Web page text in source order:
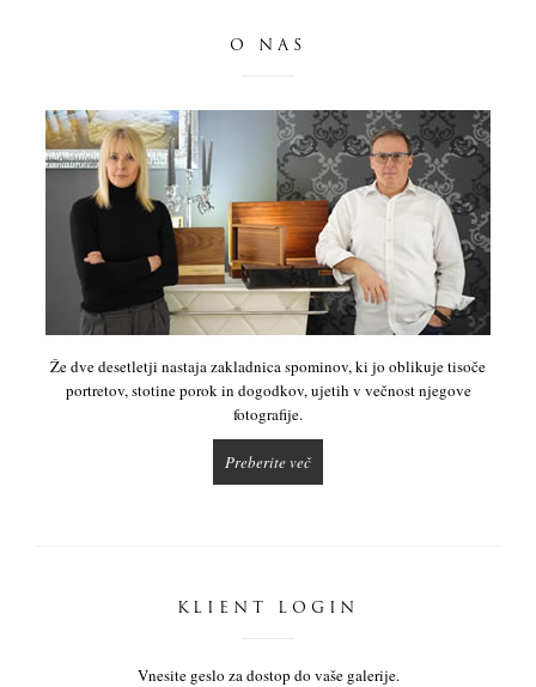
O NAS
Že dve desetletji nastaja zakladnica spominov, ki jo oblikuje tisoče
portretov, stotine porok in dogodkov, ujetih v večnost njegove
fotografije.
Preberite več
KLIENT LOGIN
Vnesite geslo za dostop do vaše galerije.